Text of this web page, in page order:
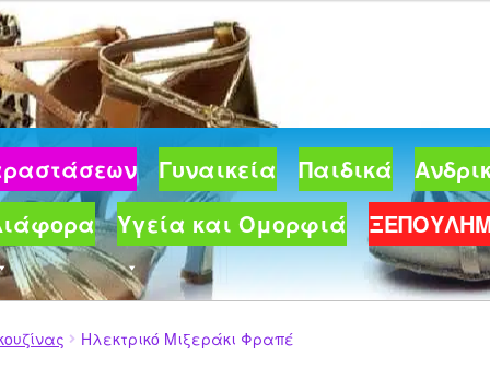
Γυναικεία Παιδικά
Υγεία και Ομορφιά
Ηλεκτρικό Μιξεράκι Φραπέ
€.